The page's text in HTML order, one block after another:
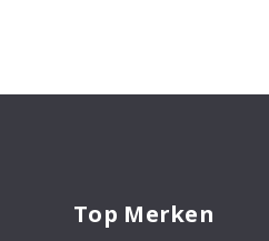
Top Merken